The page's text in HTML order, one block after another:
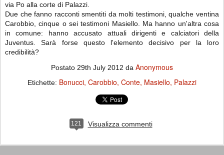
via Po alla corte di Palazzi.
Due che fanno racconti smentiti da molti testimoni, qualche ventina
Carobbio, cinque o sei testimoni Masiello. Ma hanno un'altra cosa
in comune: hanno accusato attuali dirigenti e calciatori della
Juventus. Sarà forse questo l'elemento decisivo per la loro
credibilità?
Postato 29th July 2012 da Anonymous
Etichette: Bonucci Carobbio Conte Masiello Palazzi
121 Visualizza commenti